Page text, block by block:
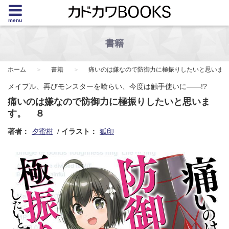
menu
書籍
ホーム 書籍 痛いのは嫌なので防御力に極振りしたいと思いま
メイプル、再びモンスターを喰らい、今度は触手使いに――!?
痛いのは嫌なので防御力に極振りしたいと思いま
す。 ８
著者： 夕蜜柑 イラスト： 狐印